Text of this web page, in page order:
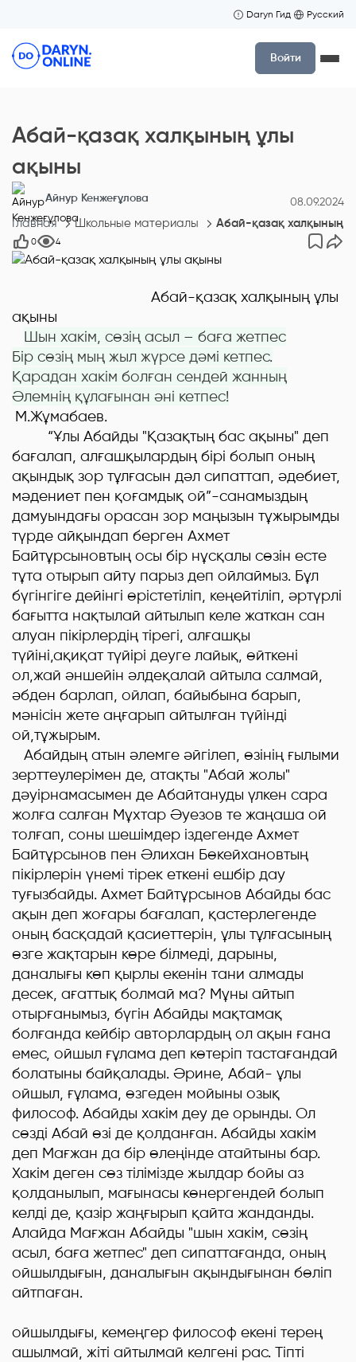
Daryn Гид Русский
Войти
Абай-қазақ халқының ұлы
ақыны
Айнур Кенжеғұлова 08.09.2024
Главная Школьные материалы Абай-қазақ халқының
0 4
Абай-қазақ халқының ұлы
ақыны
Шын хакім, сөзің асыл – баға жетпес
Бір сөзің мың жыл жүрсе дәмі кетпес.
Қарадан хакім болған сендей жанның
Әлемнің құлағынан әні кетпес!
М.Жұмабаев.
“Ұлы Абайды "Қазақтың бас ақыны" деп
бағалап, алғашқылардың бірі болып оның
ақындық зор тұлғасын дәл сипаттап, әдебиет,
мәдениет пен қоғамдық ой”-санамыздың
дамуындағы орасан зор маңызын тұжырымды
түрде айқындап берген Ахмет
Байтұрсыновтың осы бір нұсқалы сөзін есте
тұта отырып айту парыз деп ойлаймыз. Бұл
бүгінгіге дейінгі өрістетіліп, кеңейтіліп, әртүрлі
бағытта нақтылай айтылып келе жаткан сан
алуан пікірлердің тірегі, алғашқы
түйіні,ақиқат түйірі деуге лайық, өйткені
ол,жай әншейін әлдеқалай айтыла салмай,
әбден барлап, ойлап, байыбына барып,
мәнісін жете аңғарып айтылған түйінді
ой,тұжырым.
Абайдың атын әлемге әйгілеп, өзінің ғылыми
зерттеулерімен де, атақты "Абай жолы"
дәуірнамасымен де Абайтануды үлкен сара
жолға салған Мұхтар Әуезов те жаңаша ой
толғап, соны шешімдер іздегенде Ахмет
Байтұрсынов пен Әлихан Бөкейхановтың
пікірлерін үнемі тірек еткені ешбір дау
туғызбайды. Ахмет Байтұрсынов Абайды бас
ақын деп жоғары бағалап, қастерлегенде
оның басқадай қасиеттерін, ұлы тұлғасының
өзге жақтарын көре білмеді, дарыны,
даналығы көп қырлы екенін тани алмады
десек, ағаттық болмай ма? Мұны айтып
отырғанымыз, бүгін Абайды мақтамақ
болғанда кейбір авторлардың ол ақын ғана
емес, ойшыл ғұлама деп көтеріп тастағандай
болатыны байқалады. Әрине, Абай- ұлы
ойшыл, ғұлама, өзгеден мойыны озық
философ. Абайды хакім деу де орынды. Ол
сөзді Абай өзі де қолданған. Абайды хакім
деп Мағжан да бір өлеңінде атайтыны бар.
Хакім деген сөз тілімізде жылдар бойы аз
қолданылып, мағынасы көнергендей болып
келді де, қазір жаңғырып қайта жанданды.
Алайда Мағжан Абайды "шын хакім, сөзің
асыл, баға жетпес" деп сипаттағанда, оның
ойшылдығын, даналығын ақындығынан бөліп
айтпаған.
ойшылдығы, кемеңгер философ екені терең
ашылмай, жіті айтылмай келгені рас. Тіпті